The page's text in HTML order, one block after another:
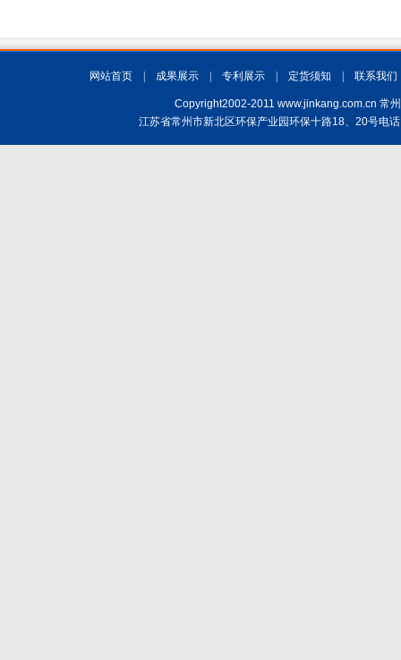
网站首页 成果展示 专利展示 定货须知 联系我们
Copyright2002-2011 www.jinkang.com.cn 常
江苏省常州市新北区环保产业园环保十路18、20号电